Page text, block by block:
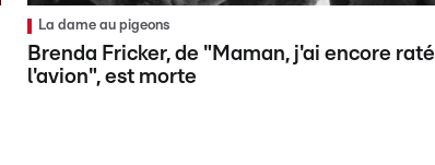
La dame au pigeons
Brenda Fricker, de "Maman, j'ai encore raté
l'avion", est morte